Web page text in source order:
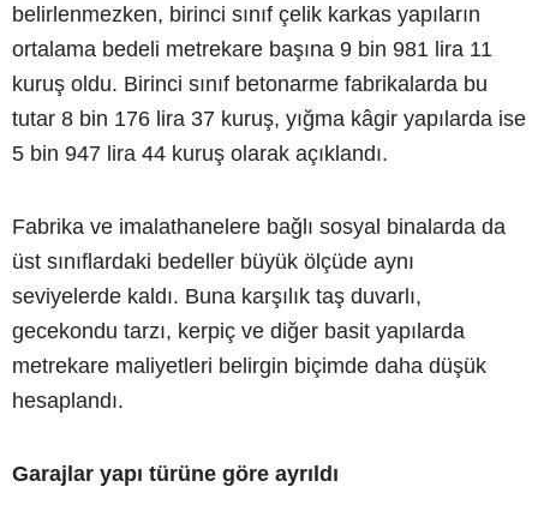
belirlenmezken, birinci sınıf çelik karkas yapıların
ortalama bedeli metrekare başına 9 bin 981 lira 11
kuruş oldu. Birinci sınıf betonarme fabrikalarda bu
tutar 8 bin 176 lira 37 kuruş, yığma kâgir yapılarda ise
5 bin 947 lira 44 kuruş olarak açıklandı.
Fabrika ve imalathanelere bağlı sosyal binalarda da
üst sınıflardaki bedeller büyük ölçüde aynı
seviyelerde kaldı. Buna karşılık taş duvarlı,
gecekondu tarzı, kerpiç ve diğer basit yapılarda
metrekare maliyetleri belirgin biçimde daha düşük
hesaplandı.
Garajlar yapı türüne göre ayrıldı